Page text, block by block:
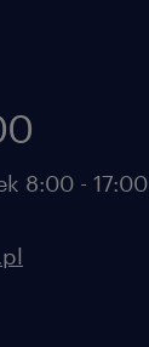
8:00 - 17:00